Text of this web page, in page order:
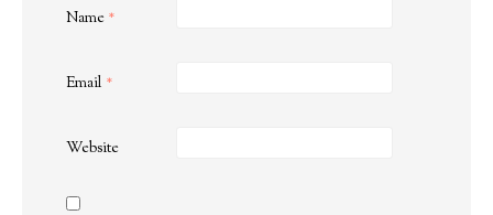
Name *
Email *
Website